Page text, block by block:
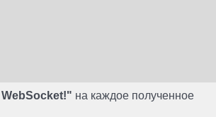
на каждое полученное